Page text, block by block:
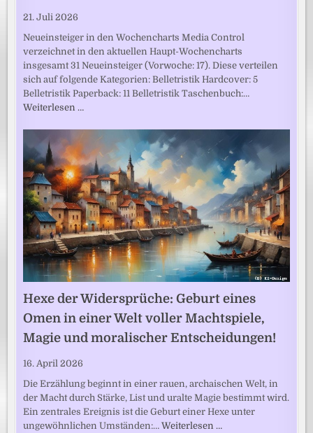
21. Juli 2026
Neueinsteiger in den Wochencharts Media Control
verzeichnet in den aktuellen Haupt-Wochencharts
insgesamt 31 Neueinsteiger (Vorwoche: 17). Diese verteilen
sich auf folgende Kategorien: Belletristik Hardcover: 5
Belletristik Paperback: 11 Belletristik Taschenbuch:…
Weiterlesen …
Hexe der Widersprüche: Geburt eines
Omen in einer Welt voller Machtspiele,
Magie und moralischer Entscheidungen!
16. April 2026
Die Erzählung beginnt in einer rauen, archaischen Welt, in
der Macht durch Stärke, List und uralte Magie bestimmt wird.
Ein zentrales Ereignis ist die Geburt einer Hexe unter
ungewöhnlichen Umständen:…Weiterlesen …